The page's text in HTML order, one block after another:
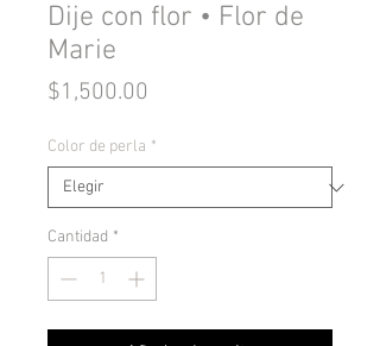
Dije con flor • Flor de
Marie
$1,500.00
Color de perla *
Cantidad *